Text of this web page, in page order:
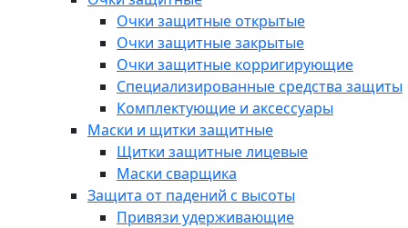
Очки защитные открытые
Очки защитные закрытые
Очки защитные корригирующие
Специализированные средства защиты
Комплектующие и аксессуары
Маски и щитки защитные
Щитки защитные лицевые
Маски сварщика
Защита от падений с высоты
Привязи удерживающие